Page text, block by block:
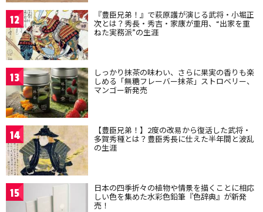
12 『豊臣兄弟！』で萩原護が演じる武将・小堀正
次とは？秀長・秀吉・家康が重用、“出家を重
ねた実務派”の生涯
13 しっかり抹茶の味わい、さらに果実の香りも楽
しめる「無糖フレーバー抹茶」ストロベリー、
マンゴー新発売
14 【豊臣兄弟！】2度の改易から復活した武将・
多賀秀種とは？豊臣秀長に仕えた半年間と波乱
の生涯
15 日本の四季折々の植物や情景を描くことに相応
しい色を集めた水彩色鉛筆『色辞典』が新発
売！